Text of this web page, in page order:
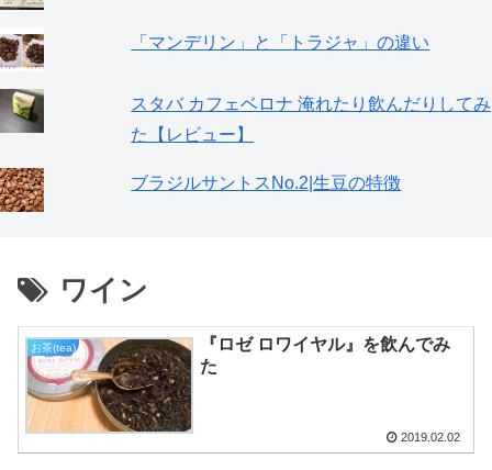
「マンデリン」と「トラジャ」の違い
スタバ カフェベロナ 淹れたり飲んだりしてみ
た【レビュー】
ブラジルサントスNo.2|生豆の特徴
ワイン
お茶(tea)
『ロゼ ロワイヤル』を飲んでみ
た
2019.02.02